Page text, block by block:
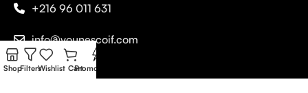
+216 96 011 631
info@younescoif.com
ShopFiltersWishlist CartPromo Flash